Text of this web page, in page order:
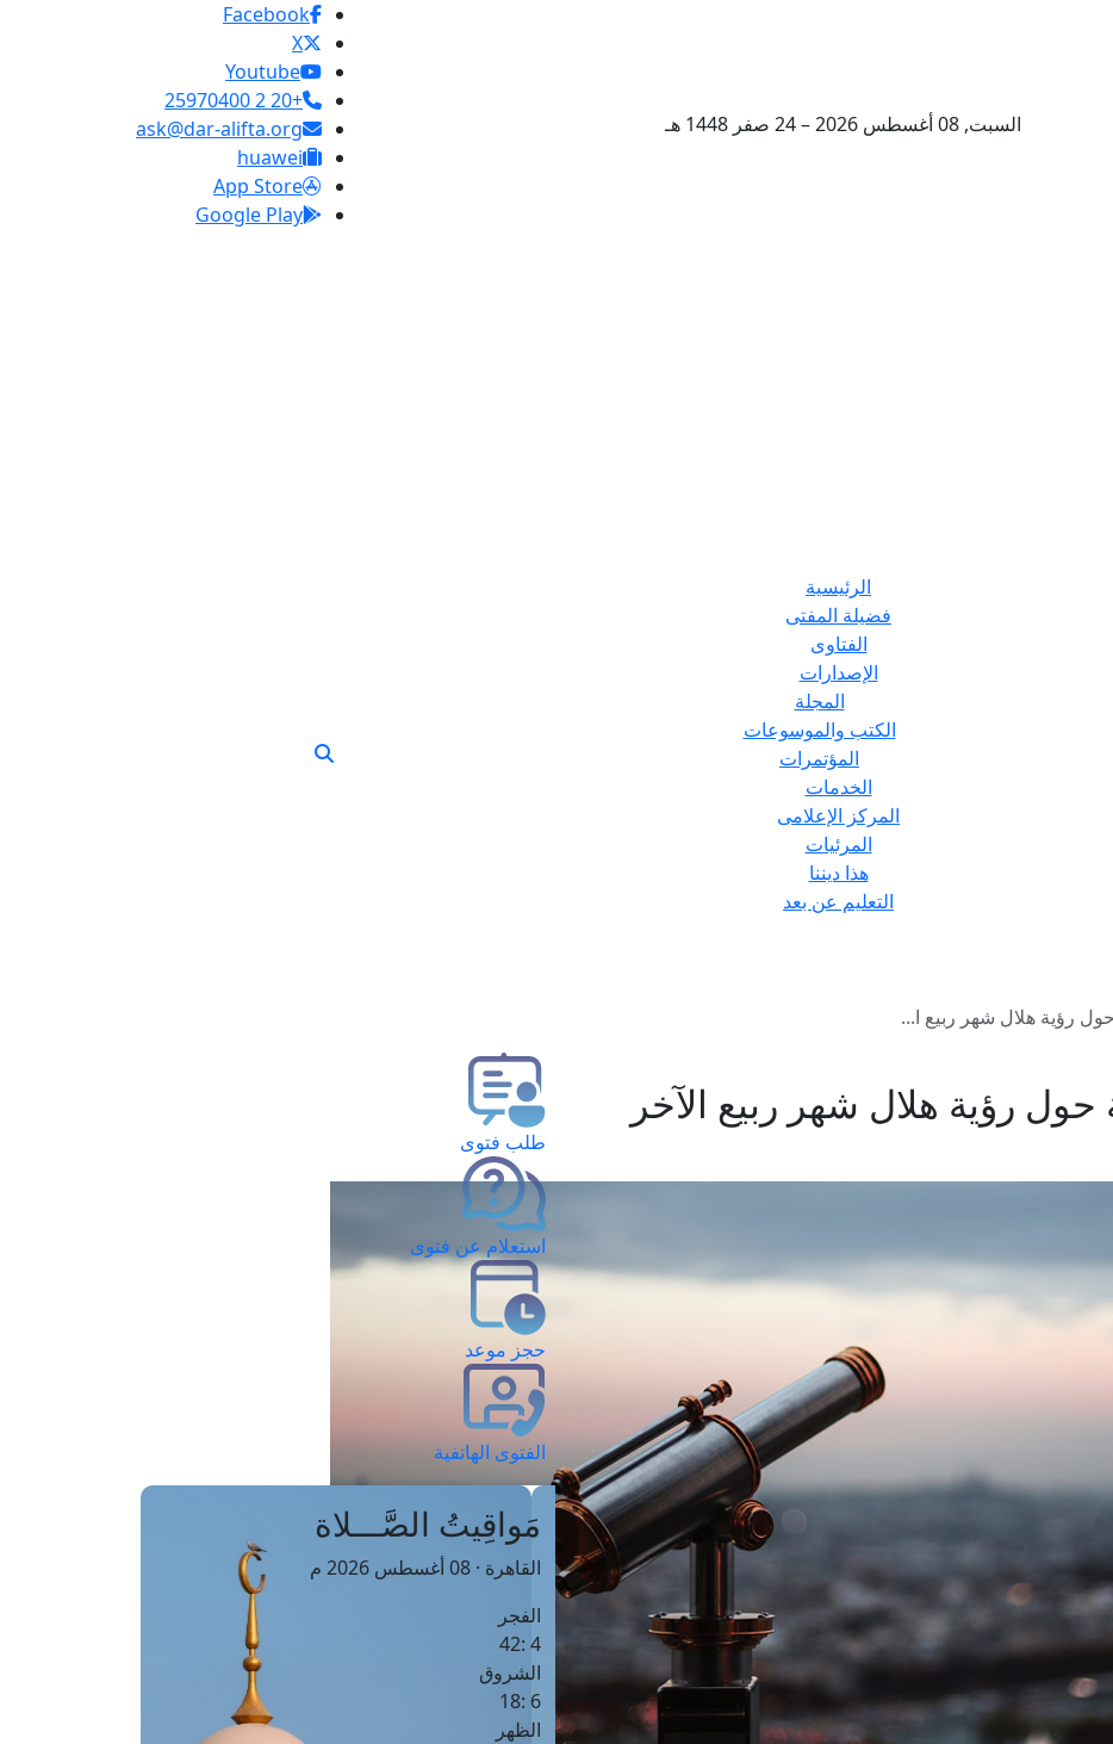
السبت, 08 أغسطس 2026 – 24 صفر 1448 هـ
Facebook
X
Youtube
+20 2 25970400
ask@dar-alifta.org
huawei
App Store
Google Play
الرئيسية
فضيلة المفتى
الفتاوى
الإصدارات
المجلة
الكتب والموسوعات
المؤتمرات
الخدمات
المركز الإعلامى
المرئيات
هذا ديننا
التعليم عن بعد
حول رؤية هلال شهر ربيع ا...
حول رؤية هلال شهر ربيع الآخر
طلب فتوى
استعلام عن فتوى
حجز موعد
الفتوى الهاتفية
مَواقِيتُ الصَّـــلاة
القاهرة · 08 أغسطس 2026 م
الفجر
4 :42
الشروق
6 :18
الظهر